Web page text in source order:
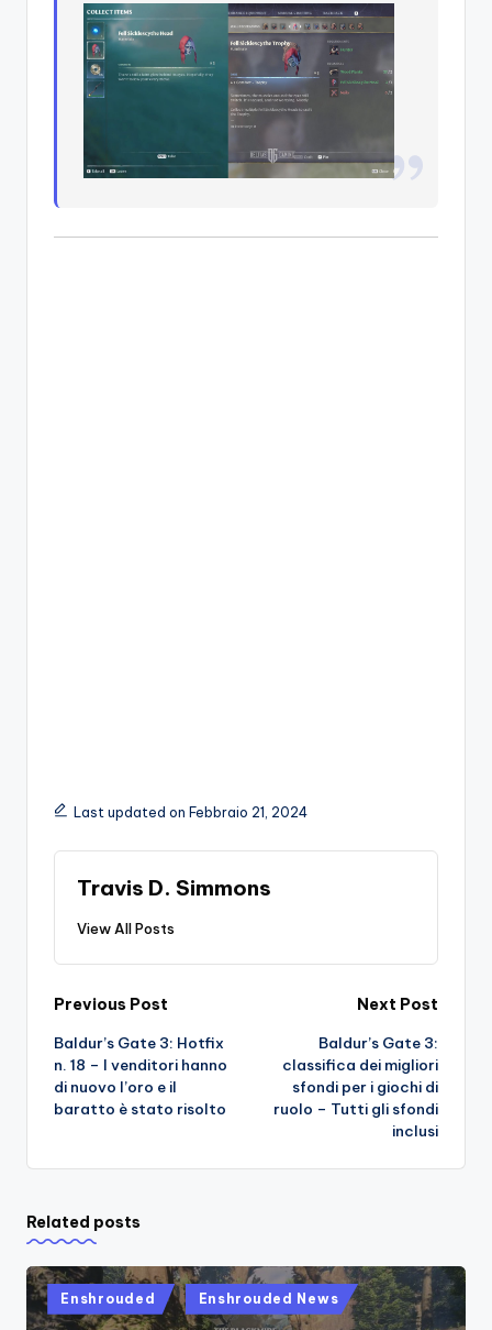
Last updated on Febbraio 21, 2024
Travis D. Simmons
View All Posts
Post
navigation
Previous Post
Baldur’s Gate 3: Hotfix
n. 18 – I venditori hanno
di nuovo l’oro e il
baratto è stato risolto
Next Post
Baldur’s Gate 3:
classifica dei migliori
sfondi per i giochi di
ruolo – Tutti gli sfondi
inclusi
Related posts
Posted
in
Enshrouded Enshrouded News